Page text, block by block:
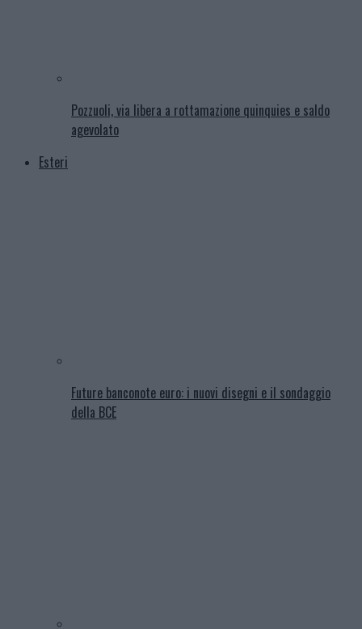
Pozzuoli, via libera a rottamazione quinquies e saldo
agevolato
Esteri
Future banconote euro: i nuovi disegni e il sondaggio
della BCE